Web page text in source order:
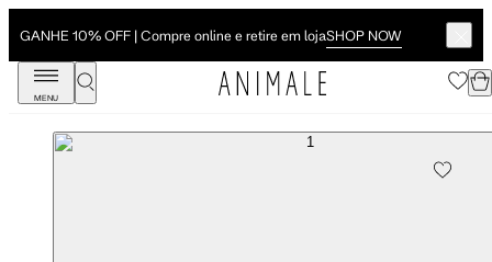
GANHE 10% OFF | Compre online e retire em lojaSHOP NOW
MENU